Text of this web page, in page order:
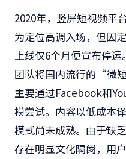
2020年，竖屏短视频
为定位高调入场，但因
上线仅6个月便宣布停
团队将国内流行的“微
主要通过Facebook和
模尝试。内容以低成本
模式尚未成熟。由于缺
存在明显文化隔阂，用